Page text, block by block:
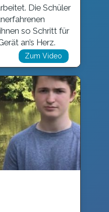
Die Schüler
so Schritt für
an’s Herz.
Zum Video